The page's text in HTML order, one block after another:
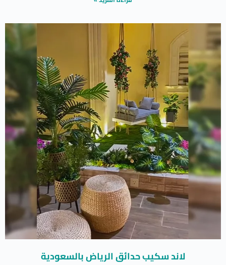
لاند سكيب حدائق الرياض بالسعودية